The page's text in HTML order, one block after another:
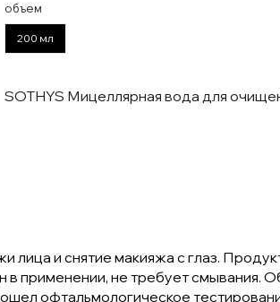
объем
200 мл
SOTHYS Мицеллярная вода для
и снятие макияжа с глаз.
применении, не требует смывания.
офтальмологическое